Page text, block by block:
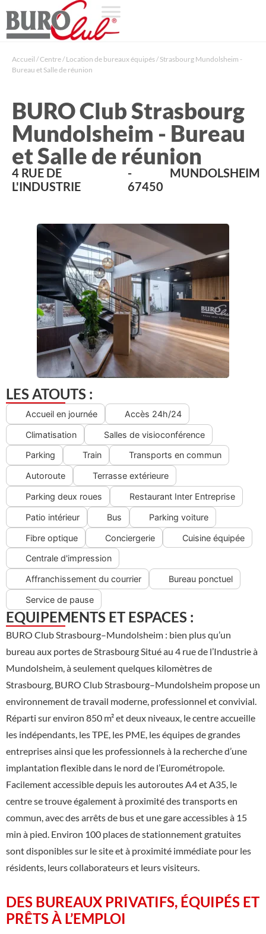
Accueil /Centre/ Location de bureaux équipés/ Strasbourg Mundolsheim -
Bureau et Salle de réunion
BURO Club Strasbourg
Mundolsheim - Bureau
et Salle de réunion
4 RUE DE
L'INDUSTRIE
-
67450
MUNDOLSHEIM
LES ATOUTS :
Accueil en journée Accès 24h/24
Climatisation Salles de visioconférence
Parking Train Transports en commun
Autoroute Terrasse extérieure
Parking deux roues Restaurant Inter Entreprise
Patio intérieur Bus Parking voiture
Fibre optique Conciergerie Cuisine équipée
Centrale d'impression
Affranchissement du courrier Bureau ponctuel
Service de pause
EQUIPEMENTS ET ESPACES :
BURO Club Strasbourg–Mundolsheim : bien plus qu’un
bureau aux portes de Strasbourg Situé au 4 rue de l’Industrie à
Mundolsheim, à seulement quelques kilomètres de
Strasbourg, BURO Club Strasbourg–Mundolsheim propose un
environnement de travail moderne, professionnel et convivial.
Réparti sur environ 850 m² et deux niveaux, le centre accueille
les indépendants, les TPE, les PME, les équipes de grandes
entreprises ainsi que les professionnels à la recherche d’une
implantation flexible dans le nord de l’Eurométropole.
Facilement accessible depuis les autoroutes A4 et A35, le
centre se trouve également à proximité des transports en
commun, avec des arrêts de bus et une gare accessibles à 15
min à pied. Environ 100 places de stationnement gratuites
sont disponibles sur le site et à proximité immédiate pour les
résidents, leurs collaborateurs et leurs visiteurs.
DES BUREAUX PRIVATIFS, ÉQUIPÉS ET
PRÊTS À L’EMPLOI